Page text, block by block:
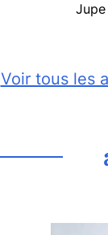
Voir tous les